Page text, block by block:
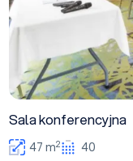
Sala konferencyjna
47 m2 40